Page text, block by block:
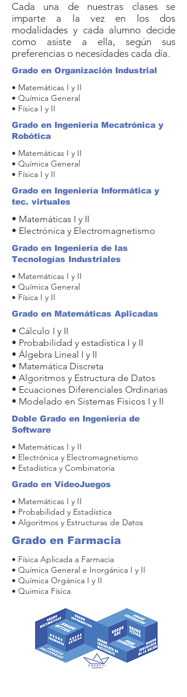
Cada una de nuestras clases se
imparte a la vez en los dos
modalidades y cada alumno decide
como asiste a ella, según sus
preferencias o necesidades cada día.
Grado en Organización Industrial
• Matemáticas I y II
• Química General
• Física I y II
Grado en Ingeniería Mecatrónica y
Robótica
• Matemáticas I y II
• Química General
• Física I y II
Grado en Ingeniería Informática y
tec. virtuales
• Matemáticas I y II
• Electrónica y Electromagnetismo
Grado en Ingeniería de las
Tecnologías Industriales
• Matemáticas I y II
• Química General
• Física I y II
Grado en Matemáticas Aplicadas
• Cálculo I y II
• Probabilidad y estadística I y II
• Álgebra Lineal I y II
• Matemática Discreta
• Algoritmos y Estructura de Datos
• Ecuaciones Diferenciales Ordinarias
• Modelado en Sistemas Físicos I y II
Doble Grado en Ingeniería de
Software
• Matemáticas I y II
• Electrónica y Electromagnetismo
• Estadística y Combinatoria
Grado en VideoJuegos
• Matemáticas I y II
• Probabilidad y Estadística
• Algoritmos y Estructuras de Datos
Grado en Farmacia
• Física Aplicada a Farmacia
• Química General e Inorgánica I y II
• Química Orgánica I y II
• Quimica Física